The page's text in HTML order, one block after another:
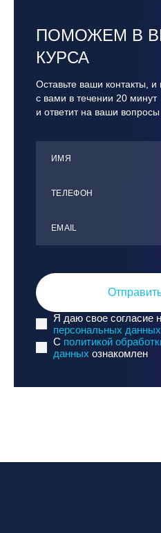
ПОМОЖЕМ В
КУРСА
Оставьте ваши контакты,
с вами в течении 20 минут
и ответит на ваши вопросы
ИМЯ
ТЕЛЕФОН
ЕMАIL
Я даю свое согласие
персональных данных
C политикой
данных ознакомлен